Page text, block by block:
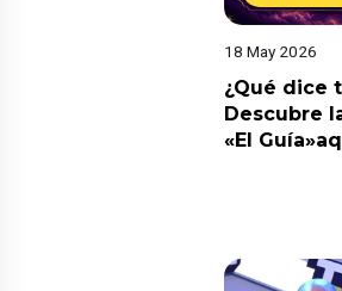
18 May 2026
¿Qué dice
Descubre
«El